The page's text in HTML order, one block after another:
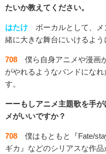
たいか教えてください。
はたけ ボーカルとして、メ
緒に大きな舞台にいけるよう
708 僕ら自身アニメや漫画
がやれるようなバンドにな
す。
ーーもしアニメ主題歌を手
メがいいですか？
708 僕はもともと『Fate/
ギカ』などのシリアスな作